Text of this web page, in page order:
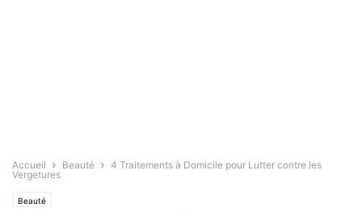
Accueil Beauté
4 Traitements à Domicile pour Lutter contre les
Vergetures
Beauté